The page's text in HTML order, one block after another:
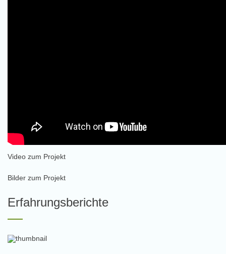
Video zum Projekt
Bilder zum Projekt
Erfahrungsberichte